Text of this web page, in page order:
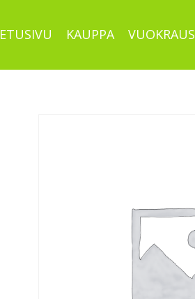
ETUSIVU KAUPPA VUOKRAUS